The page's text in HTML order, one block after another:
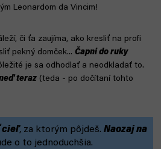
Leonardom da Vincim!
či ťa zaujíma, ako kresliť na profi
pekný domček... Čapni do ruky
je sa odhodlať a neodkladať to.
teraz (teda - po dočítaní tohto
cieľ, za ktorým pôjdeš. Naozajna
o to jednoduchšia.